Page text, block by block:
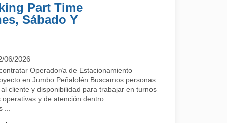
Part Time
Sábado Y
06/2026
Operador/a de Estacionamiento
en Jumbo Peñalolén.Buscamos personas
cliente y disponibilidad para trabajar en turnos
y de atención dentro